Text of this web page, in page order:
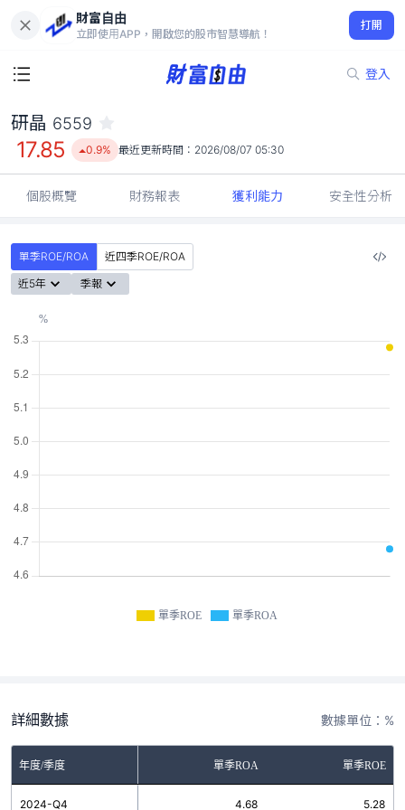
財富自由
立即使用APP，開啟您的股市智慧導航！
打開
登入
17.85
0.9%
研晶 6559
17.85 0.9% 最近更新時間： 2026/08/07 05:30
個股概覽 財務報表 獲利能力 安全性分析
單季ROE/ROA
近四季ROE/ROA
近5年
季報
單季ROE 單季ROA
詳細數據 數據單位：%
年度/季度 單季ROA 單季ROE
2024-Q4 4.68 5.28